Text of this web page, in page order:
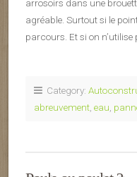
arrosoirs dans une
agréable. Surtout si le
parcours. Et si on
Category:
abreuvement eau